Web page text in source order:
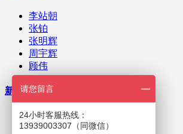
李站朝
张铂
张明辉
周宇辉
顾伟
新闻资讯
公司新闻
业内资讯
请您留言
24小时客服热线：
13939003307（同微信）